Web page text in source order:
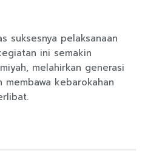
suksesnya pelaksanaan
ini semakin
melahirkan generasi
kebarokahan